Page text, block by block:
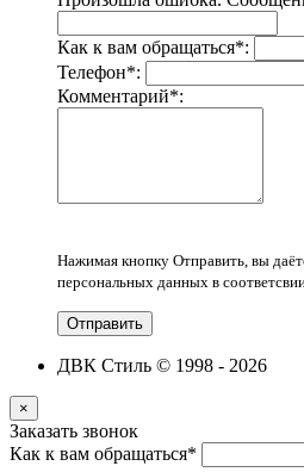
Как к вам обращаться*:
Телефон*:
Комментарий*:
Нажимая кнопку Отправить, вы
персональных данных в
Отправить
ДВК Стиль © 1998 - 2026
×
Заказать звонок
Как к вам обращаться*